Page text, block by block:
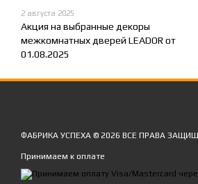
2 августа 2025
Акция на выбранные декоры
межкомнатных дверей LEADOR от
01.08.2025
ФАБРИКА УСПЕХА © 2026 ВСЕ ПРАВА
Принимаем к оплате